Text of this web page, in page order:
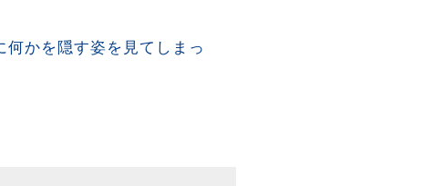
かを隠す姿を見てしまっ